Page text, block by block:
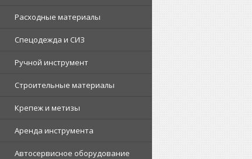
Расходные материалы
Спецодежда и СИЗ
Ручной инструмент
Строительные материалы
Крепеж и метизы
Аренда инструмента
Автосервисное оборудование